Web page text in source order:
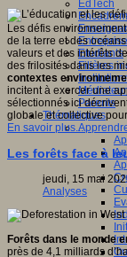
EdTech
Etudiants
Filières
Parents
Thématiques
Les défis
de la terre et des
valeurs et des intérêts
des frilosités dans les
contextes
incitent à exercer une
sélectionnés ici
globale et collective
En savoir plus...
Les forêts face à
jeudi, 15 mai
Analyses
Forêts dans le monde
près de 4,1 milliards